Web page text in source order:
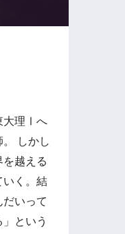
大理Ⅰへ
しかし
越える
いく。結
いって
という